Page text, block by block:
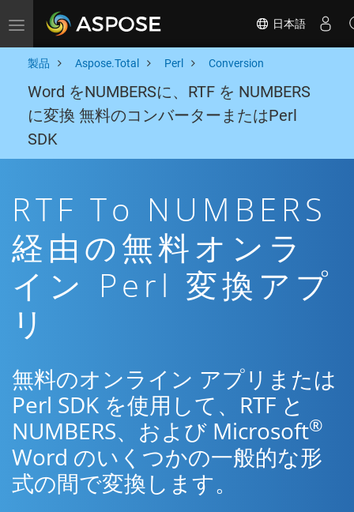
Toggle navigation 日本語
製品 Aspose.Total Perl Conversion
Word をNUMBERSに、RTF を NUMBERS
に変換 無料のコンバーターまたはPerl
SDK
RTF To NUMBERS
経由の無料オンラ
イン Perl 変換アプ
リ
無料のオンライン アプリまたは
Perl SDK を使用して、RTF と
NUMBERS、および Microsoft®
Word のいくつかの一般的な形
式の間で変換します。